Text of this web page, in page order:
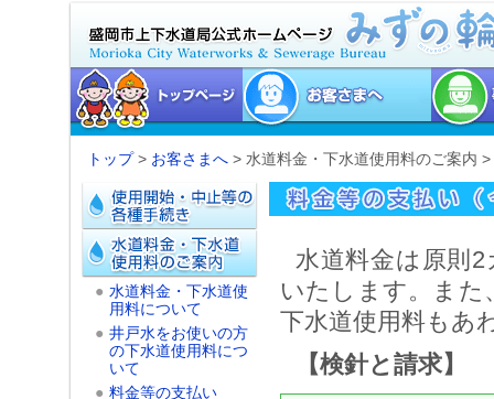
トップ> お客さまへ > 水道料金・下水道使用料のご案内
● 水道料金・下水道使
用料について
● 井戸水をお使いの方
の下水道使用料につ
いて
● 料金等の支払い
水道料金は原則
いたします。また
下水道使用料もあ
【検針と請求】